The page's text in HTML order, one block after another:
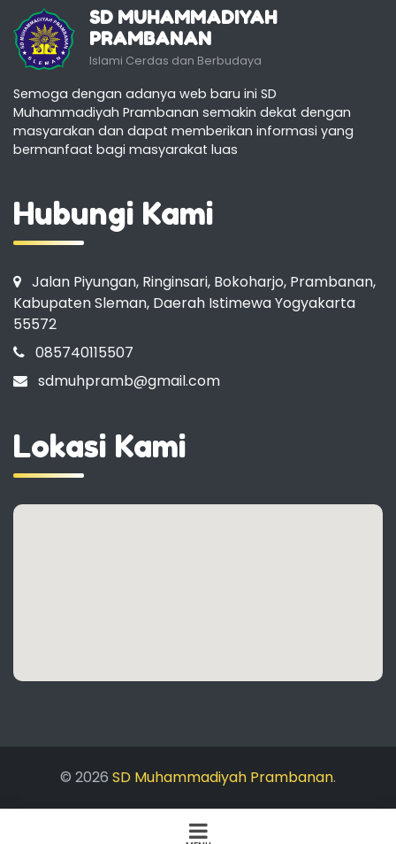
SD MUHAMMADIYAH
PRAMBANAN
Islami Cerdas dan Berbudaya
Semoga dengan adanya web baru ini SD
Muhammadiyah Prambanan semakin dekat dengan
masyarakan dan dapat memberikan informasi yang
bermanfaat bagi masyarakat luas
Hubungi Kami
Jalan Piyungan, Ringinsari, Bokoharjo, Prambanan,
Kabupaten Sleman, Daerah Istimewa Yogyakarta
55572
085740115507
sdmuhpramb@gmail.com
Lokasi Kami
© 2026 SD Muhammadiyah Prambanan.